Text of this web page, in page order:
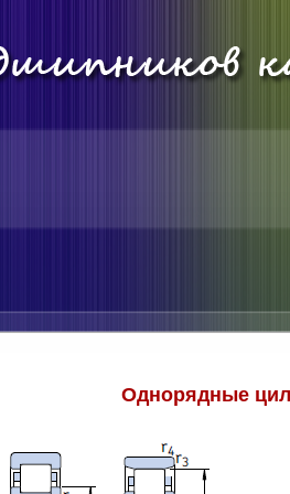
Однорядные